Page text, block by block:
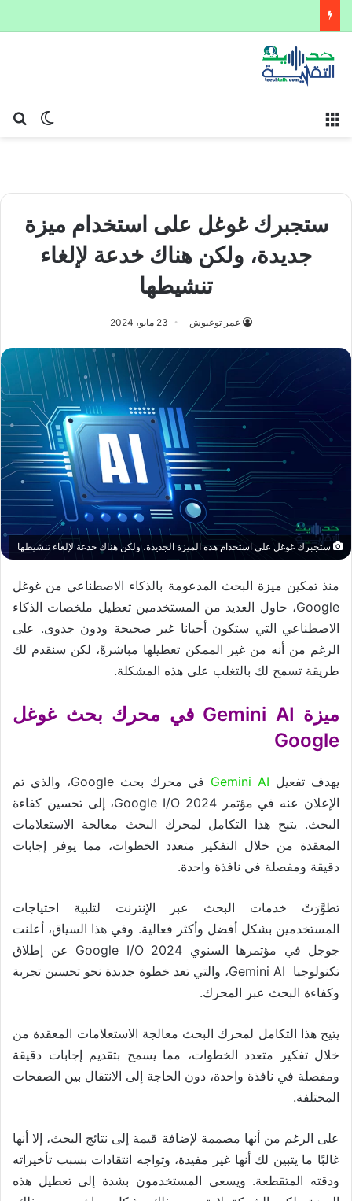
الوضع
ستجبرك غوغل على استخدام ميزة
جديدة، ولكن هناك خدعة لإلغاء
تنشيطها
عمر توعيوش 23 مايو، 2024
ستجبرك غوغل على استخدام هذه الميزة الجديدة، ولكن هناك خدعة لإلغاء تنشيطها
منذ تمكين ميزة البحث المدعومة بالذكاء الاصطناعي من غوغل
Google، حاول العديد من المستخدمين تعطيل ملخصات الذكاء
الاصطناعي التي ستكون أحيانا غير صحيحة ودون جدوى. على
الرغم من أنه من غير الممكن تعطيلها مباشرةً، لكن سنقدم لك
طريقة تسمح لك بالتغلب على هذه المشكلة.
ميزة Gemini AI في محرك بحث غوغل
Google
يهدف تفعيل Gemini AI
في محرك بحث Google، والذي تم
الإعلان عنه في مؤتمر Google I/O 2024، إلى تحسين كفاءة
البحث. يتيح هذا التكامل لمحرك البحث معالجة الاستعلامات
المعقدة من خلال التفكير متعدد الخطوات، مما يوفر إجابات
دقيقة ومفصلة في نافذة واحدة.
تطوَّرَتْ خدمات البحث عبر الإنترنت لتلبية احتياجات
المستخدمين بشكل أفضل وأكثر فعالية. وفي هذا السياق، أعلنت
جوجل في مؤتمرها السنوي Google I/O 2024 عن إطلاق
تكنولوجيا Gemini AI، والتي تعد خطوة جديدة نحو تحسين تجربة
وكفاءة البحث عبر المحرك.
يتيح هذا التكامل لمحرك البحث معالجة الاستعلامات المعقدة من
خلال تفكير متعدد الخطوات، مما يسمح بتقديم إجابات دقيقة
ومفصلة في نافذة واحدة، دون الحاجة إلى الانتقال بين الصفحات
المختلفة.
على الرغم من أنها مصممة لإضافة قيمة إلى نتائج البحث، إلا أنها
غالبًا ما يتبين لك أنها غير مفيدة، وتواجه انتقادات بسبب تأخيراته
ودقته المتقطعة. ويسعى المستخدمون بشدة إلى تعطيل هذه